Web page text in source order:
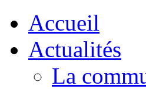
Accueil
Actualités
La